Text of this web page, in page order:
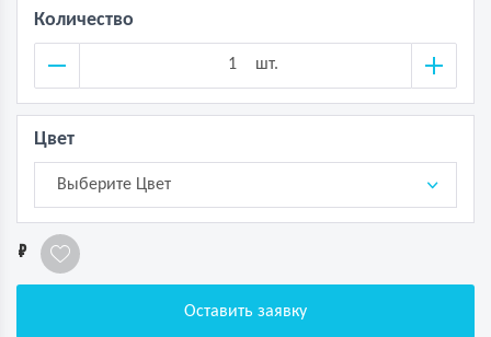
Количество
шт.
Цвет
Выберите Цвет
1
Оставить заявку